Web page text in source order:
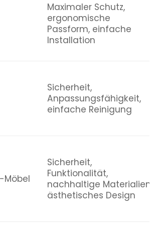
Maximaler Schutz,
ergonomische
Passform, einfache
Installation
Sicherheit,
Anpassungsfähigkeit,
einfache Reinigung
Möbel
Sicherheit,
Funktionalität,
nachhaltige Materialien,
ästhetisches Design